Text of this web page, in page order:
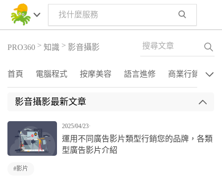
PRO360 > 知識 > 影音攝影
首頁 電腦程式 按摩美容 語言進修 商業行銷 音
影音攝影最新文章
2025/04/23·
運用不同廣告影片類型行銷您的品牌，各類
型廣告影片介紹
#影片